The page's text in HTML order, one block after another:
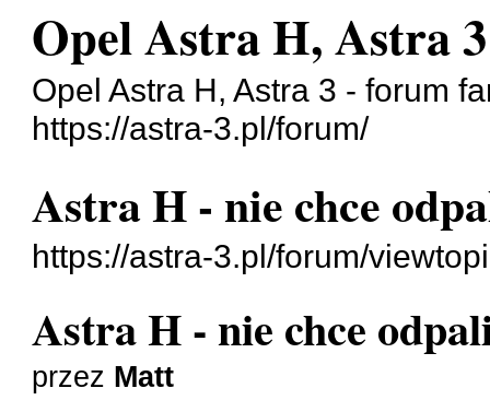
Opel Astra H, Astra
Opel Astra H, Astra 3 - forum
https://astra-3.pl/forum/
Astra H - nie chce
https://astra-3.pl/forum/
Astra H - nie chce
przez Matt